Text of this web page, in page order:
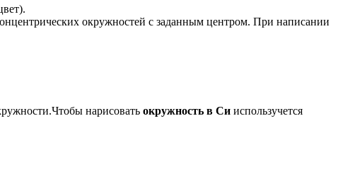
окружностей с заданным центром. При написании
нарисовать окружность в Си использучется